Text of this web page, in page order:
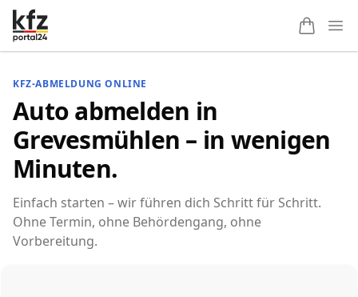
KFZ-ABMELDUNG ONLINE
Auto abmelden in
Grevesmühlen – in wenigen
Minuten.
Einfach starten – wir führen dich Schritt für Schritt.
Ohne Termin, ohne Behördengang, ohne
Vorbereitung.